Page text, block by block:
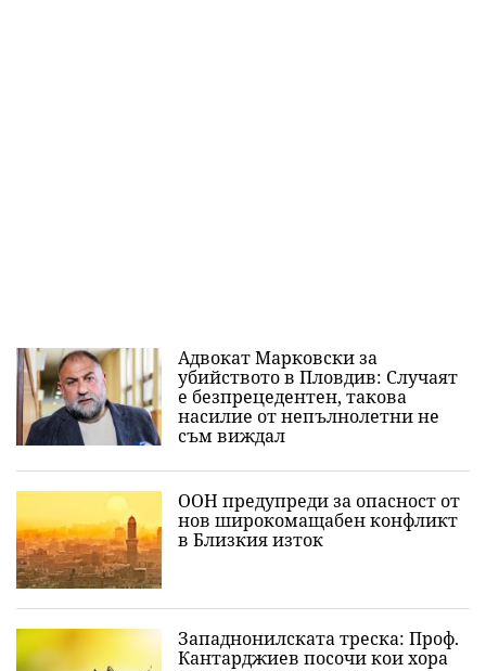
Адвокат Марковски за
убийството в Пловдив: Случаят
е безпрецедентен, такова
насилие от непълнолетни не
съм виждал
ООН предупреди за опасност от
нов широкомащабен конфликт
в Близкия изток
Западнонилската треска: Проф.
Кантарджиев посочи кои хора